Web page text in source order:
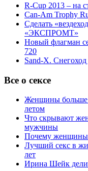
R-Cup 2013 – на
Can-Am Trophy
Сделать
«ЭКСПРОМТ»
Новый флагман
720
Sand-X.
Все о сексе
Женщины больше
летом
Что скрывают
мужчины
Почему женщины
Лучший секс в
лет
Ирина Шейк